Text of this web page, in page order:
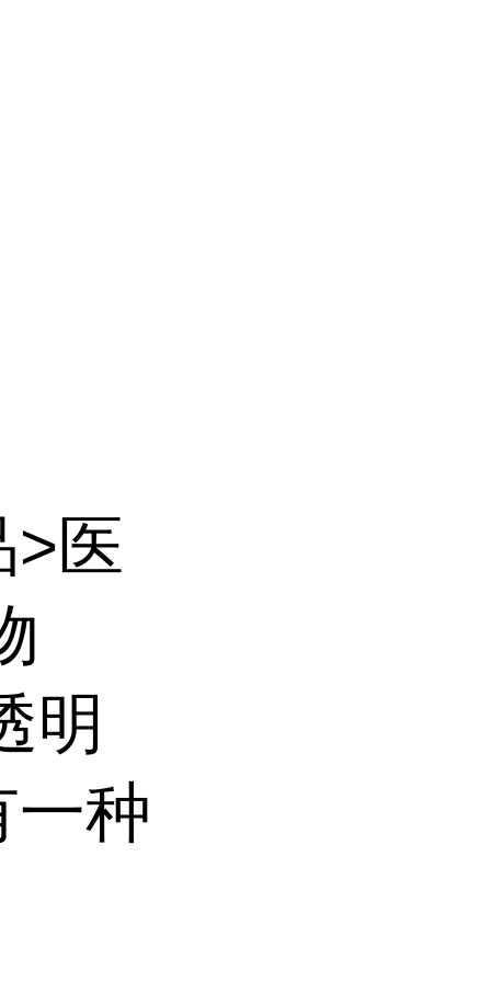
医
明
一种